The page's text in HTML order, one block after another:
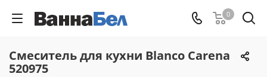
0
Смеситель для кухни Blanco Carena
520975